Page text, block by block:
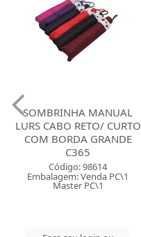
SOMBRINHA MANUAL
LURS CABO RETO/ CURTO
COM BORDA GRANDE
C365
Código: 98614
Embalagem: Venda PC\1
Master PC\1